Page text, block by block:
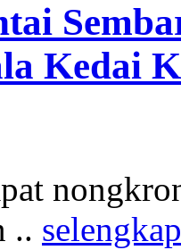
Kedai
..